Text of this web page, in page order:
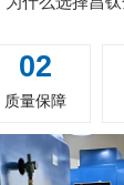
02
质量保障